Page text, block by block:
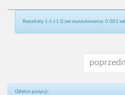
Rezultaty 1-1 z 1 (Czas wyszukiwania: 0.001
Odsłon pozycji: